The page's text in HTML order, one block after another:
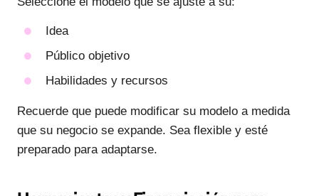
Idea
Público objetivo
Habilidades y recursos
Recuerde que puede modificar su modelo a medida
que su negocio se expande. Sea flexible y esté
preparado para adaptarse.